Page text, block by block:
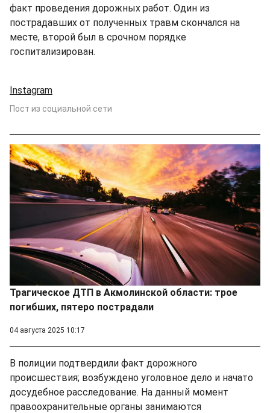
факт проведения дорожных работ. Один из
пострадавших от полученных травм скончался на
месте, второй был в срочном порядке
госпитализирован.
Instagram
Пост из социальной сети
Трагическое ДТП в Акмолинской области: трое
погибших, пятеро пострадали
04 августа 2025 10:17
В полиции подтвердили факт дорожного
происшествия; возбуждено уголовное дело и начато
досудебное расследование. На данный момент
правоохранительные органы занимаются